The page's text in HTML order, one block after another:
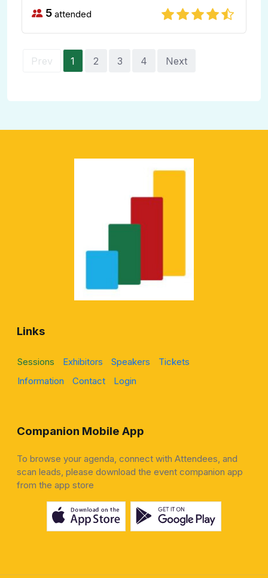
5 attended
Prev 1 2 3 4 Next
Links
Sessions Exhibitors Speakers
Tickets
Information
Contact Login
Companion Mobile App
To browse your agenda, connect with Attendees, and
scan leads, please download the event companion app
from the app store